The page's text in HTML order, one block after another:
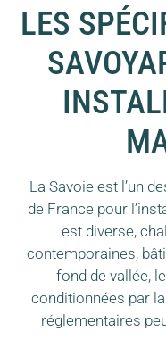
LES
La Savoie est l’un
de France pour
est diverse,
contemporaines,
fond de vallée,
conditionnées par
réglementaires